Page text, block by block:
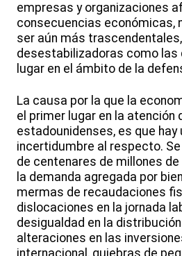
empresas y organizaciones
consecuencias económicas,
ser aún más
desestabilizadoras como las
lugar en el ámbito de la
La causa por la que la
el primer lugar en la atención
estadounidenses, es que hay
incertidumbre al respecto.
de centenares de millones
la demanda agregada por
mermas de recaudaciones
dislocaciones en la jornada
desigualdad en la
alteraciones en las